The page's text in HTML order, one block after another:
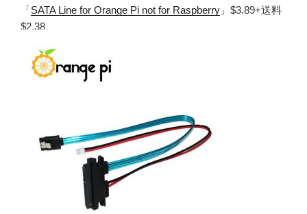
「SATA Line for Orange Pi not for Raspberry 」$3.89+送料
$2.38